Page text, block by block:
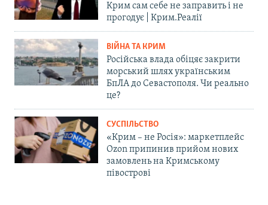
Крим сам себе не заправить і не
прогодує | Крим.Реалії
ВІЙНА ТА КРИМ
Російська влада обіцяє закрити
морський шлях українським
БпЛА до Севастополя. Чи реально
це?
СУСПІЛЬСТВО
«Крим – не Росія»: маркетплейс
Ozon припинив прийом нових
замовлень на Кримському
півострові